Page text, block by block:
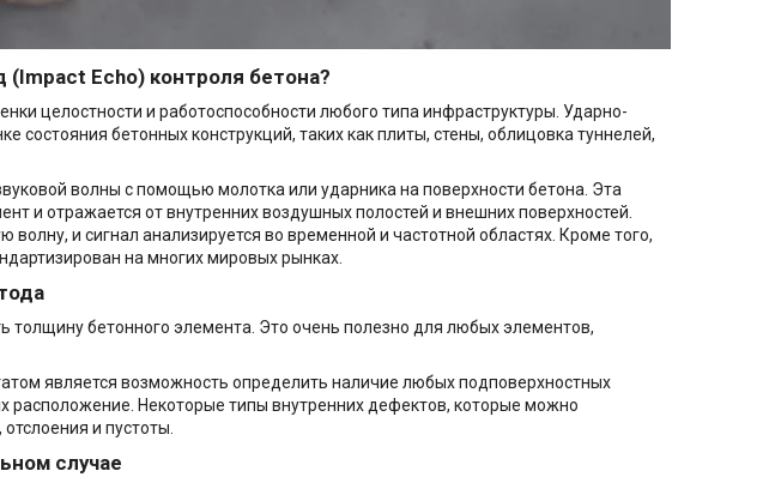
Echo) контроля бетона?
целостности и работоспособности любого типа инфраструктуры. Ударно-
состояния бетонных конструкций, таких как плиты, стены, облицовка туннелей,
волны с помощью молотка или ударника на поверхности бетона. Эта
и отражается от внутренних воздушных полостей и внешних поверхностей.
и сигнал анализируется во временной и частотной областях. Кроме того,
на многих мировых рынках.
толщину бетонного элемента. Это очень полезно для любых элементов,
является возможность определить наличие любых подповерхностных
расположение. Некоторые типы внутренних дефектов, которые можно
и пустоты.
случае